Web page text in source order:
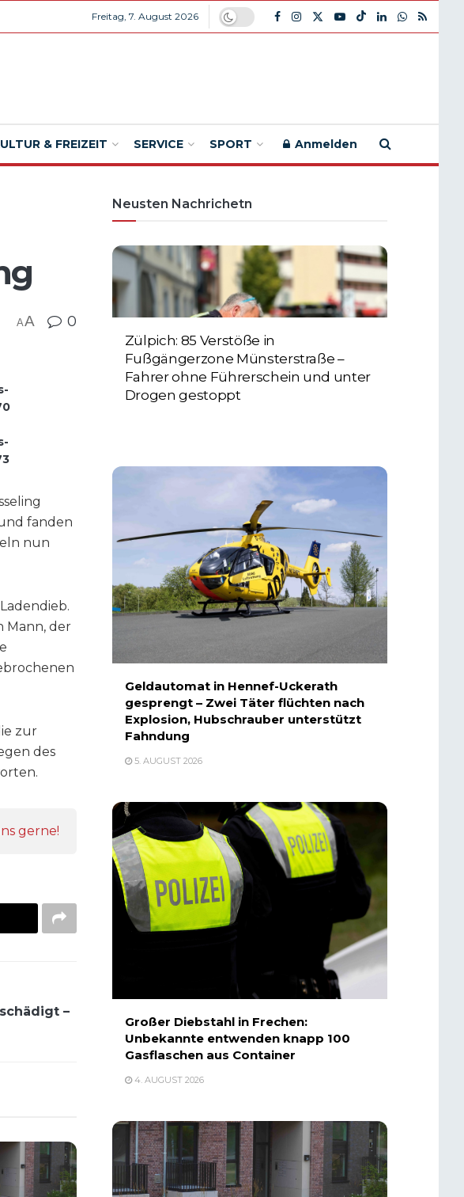
Freitag, 7. August 2026
& FREIZEIT SERVICE SPORT Anmelden
AA 0
fanden
nun
Mann, der
zur
des
gerne!
–
Neusten Nachrichetn
Zülpich: 85 Verstöße in
Fußgängerzone Münsterstraße –
Fahrer ohne Führerschein und unter
Drogen gestoppt
Geldautomat in Hennef-Uckerath
gesprengt – Zwei Täter flüchten nach
Explosion, Hubschrauber unterstützt
Fahndung
5. AUGUST 2026
Großer Diebstahl in Frechen:
Unbekannte entwenden knapp 100
Gasflaschen aus Container
4. AUGUST 2026